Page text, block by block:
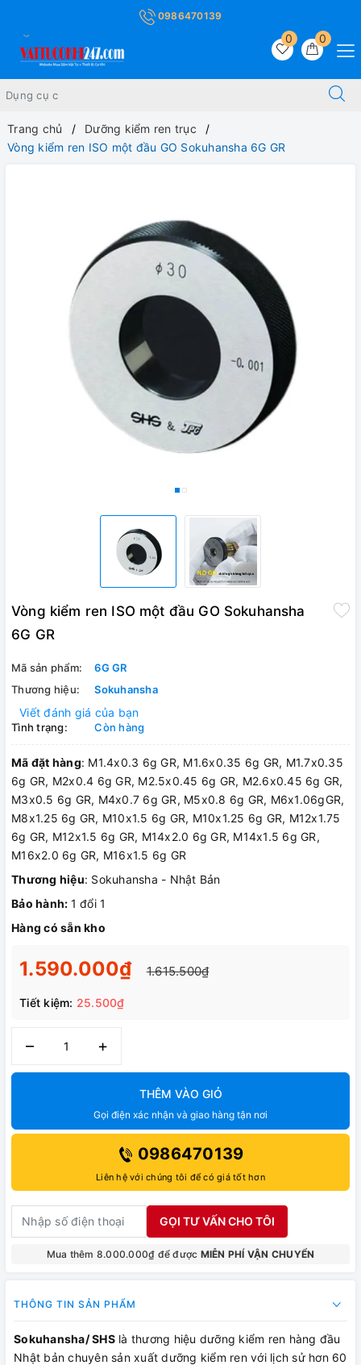
0986470139
0
0
Trang chủ
Dưỡng kiểm ren trục
Vòng kiểm ren ISO một đầu GO Sokuhansha 6G GR
Vòng kiểm ren ISO một đầu GO Sokuhansha
6G GR
Mã sản phẩm:
6G GR
Thương hiệu:
Sokuhansha
Viết đánh giá của bạn
Tình trạng: Còn hàng
Mã đặt hàng: M1.4x0.3 6g GR, M1.6x0.35 6g GR, M1.7x0.35
6g GR, M2x0.4 6g GR, M2.5x0.45 6g GR, M2.6x0.45 6g GR,
M3x0.5 6g GR, M4x0.7 6g GR, M5x0.8 6g GR, M6x1.06gGR,
M8x1.25 6g GR, M10x1.5 6g GR, M10x1.25 6g GR, M12x1.75
6g GR, M12x1.5 6g GR, M14x2.0 6g GR, M14x1.5 6g GR,
M16x2.0 6g GR, M16x1.5 6g GR
Thương hiệu: Sokuhansha - Nhật Bản
Bảo hành: 1 đổi 1
Hàng có sẵn kho
1.590.000₫ 1.615.500₫
Tiết kiệm: 25.500₫
– +
THÊM VÀO GIỎ
Gọi điện xác nhận và giao hàng tận nơi
0986470139
Liên hệ với chúng tôi để có giá tốt hơn
GỌI TƯ VẤN CHO TÔI
Mua thêm 8.000.000₫ để được MIỄN PHÍ VẬN CHUYỂN
THÔNG TIN SẢN PHẨM
Sokuhansha/ SHSlà thương hiệu dưỡng kiểm ren hàng đầu
Nhật bản chuyên sản xuất dưỡng kiểm ren với lịch sử hơn 60